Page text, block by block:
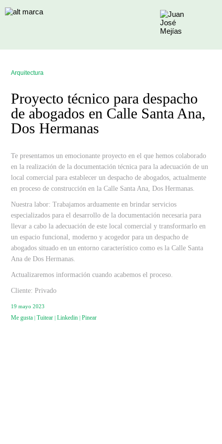
Arquitectura
Proyecto técnico para despacho
de abogados en Calle Santa Ana,
Dos Hermanas
Te presentamos un emocionante proyecto en el que hemos colaborado
en la realización de la documentación técnica para la adecuación de un
local comercial para establecer un despacho de abogados, actualmente
en proceso de construcción en la Calle Santa Ana, Dos Hermanas.
Nuestra labor: Trabajamos arduamente en brindar servicios
especializados para el desarrollo de la documentación necesaria para
llevar a cabo la adecuación de este local comercial y transformarlo en
un espacio funcional, moderno y acogedor para un despacho de
abogados situado en un entorno característico como es la Calle Santa
Ana de Dos Hermanas.
Actualizaremos información cuando acabemos el proceso.
Cliente:Privado
19 mayo 2023
Me gusta |Tuitear Linkedin Pinear